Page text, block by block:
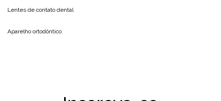
Lentes de contato dental
Aparelho ortodôntico